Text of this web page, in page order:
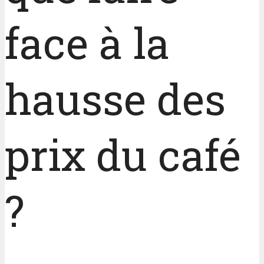
face à la
hausse des
prix du café
?